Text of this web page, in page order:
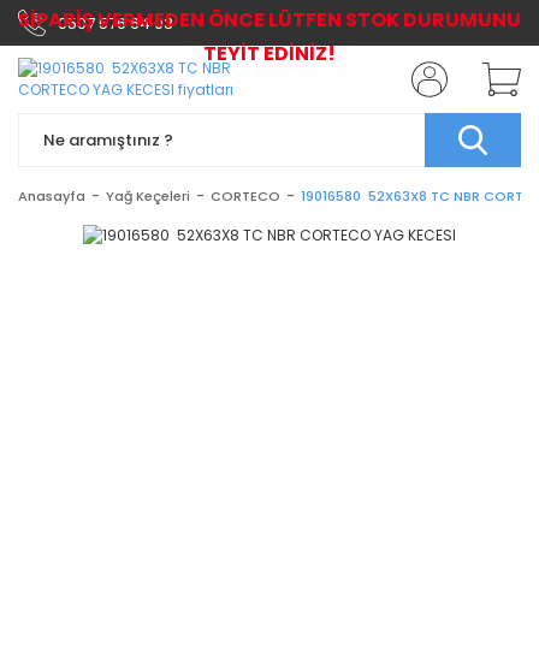
0507 576 64 03
Anasayfa Yağ Keçeleri CORTECO 19016580 52X63X8 TC NBR
SİPARİŞ VERMEDEN ÖNCE LÜTFEN STOK DURUMUNU
TEYİT EDİNİZ!